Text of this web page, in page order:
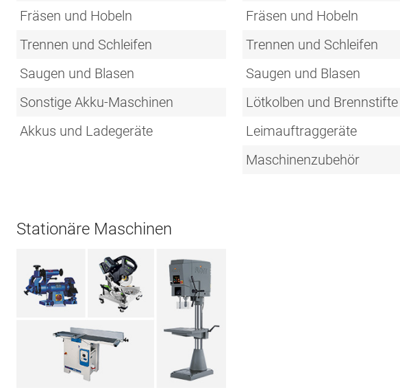
Fräsen und Hobeln
Trennen und Schleifen
Saugen und Blasen
Sonstige Akku-Maschinen
Akkus und Ladegeräte
Fräsen und Hobeln
Trennen und Schleifen
Saugen und Blasen
Lötkolben und Brennstifte
Leimauftraggeräte
Maschinenzubehör
Stationäre Maschinen